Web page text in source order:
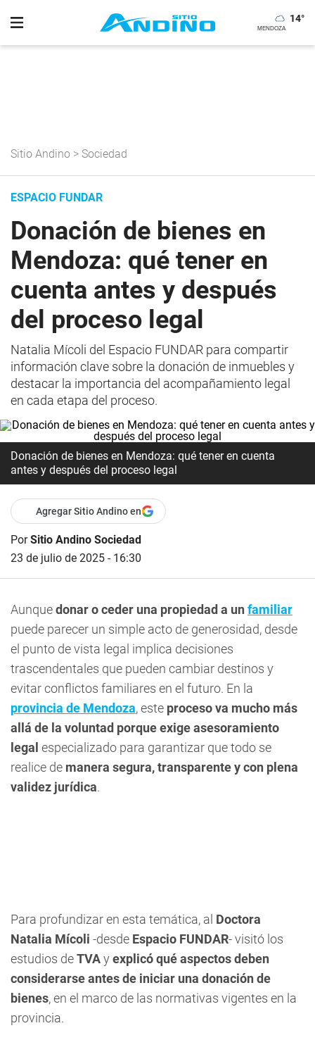
14°
Sitio Andino > Sociedad
ESPACIO FUNDAR
Donación de bienes en
Mendoza: qué tener en
cuenta antes y después
del proceso legal
Natalia Mícoli del Espacio FUNDAR para compartir
información clave sobre la donación de inmuebles y
destacar la importancia del acompañamiento legal
en cada etapa del proceso.
Donación de bienes en Mendoza: qué tener en cuenta
antes y después del proceso legal
Agregar Sitio Andino en
PorSitio Andino Sociedad
23 de julio de 2025 - 16:30
Aunquedonar o ceder una propiedad a un familiar
puede parecer un simple acto de generosidad, desde
el punto de vista legal implica decisiones
trascendentales que pueden cambiar destinos y
evitar conflictos familiares en el futuro. En la
provincia de Mendoza, este proceso va mucho más
allá de la voluntad porque exige asesoramiento
legal especializado para garantizar que todo se
realice de manera segura, transparente y con plena
validez jurídica.
Para profundizar en esta temática, al Doctora
Natalia Mícoli -desde Espacio FUNDAR- visitó los
estudios deTVAy explicó qué aspectos deben
considerarse antes de iniciar una donación de
bienes, en el marco de las normativas vigentes en la
provincia.